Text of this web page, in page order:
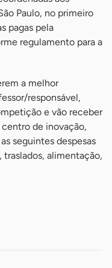
Paulo, no primeiro
pagas pela
regulamento para a
a melhor
responsável,
e vão receber
de inovação,
seguintes despesas
traslados, alimentação,